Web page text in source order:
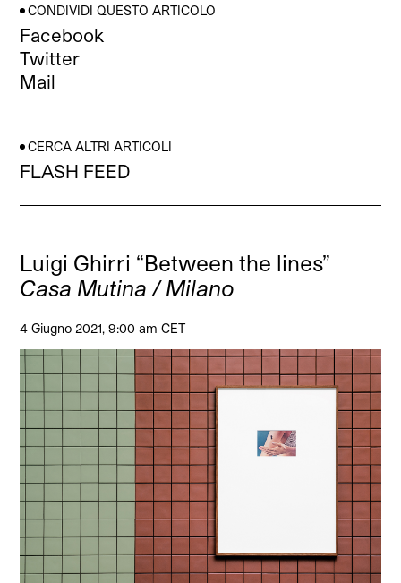
CONDIVIDI QUESTO ARTICOLO
Facebook
Twitter
Mail
CERCA ALTRI ARTICOLI
FLASH FEED
Luigi Ghirri “Between the lines”
Casa Mutina / Milano
4 Giugno 2021, 9:00 am CET